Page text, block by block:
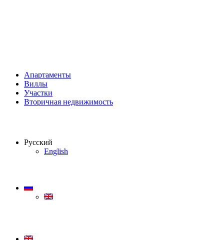
Апартаменты
Виллы
Участки
Вторичная недвижимость
Русский
English